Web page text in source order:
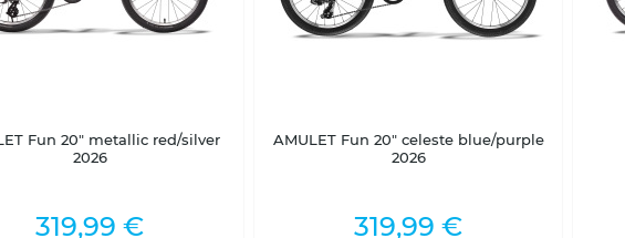
Fun 20" metallic red/silver
2026
319,99 €
AMULET Fun 20" celeste blue/purple
2026
319,99 €